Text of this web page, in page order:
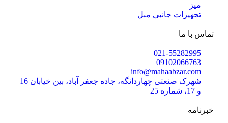
میز
تجهیزات جانبی مبل
تماس با ما
021-55282995
09102066763
info@mahaabzar.com
شهرک صنعتی چهاردانگه، جاده جعفر آباد، بین خیابان 16
و 17، شماره 25
خبرنامه